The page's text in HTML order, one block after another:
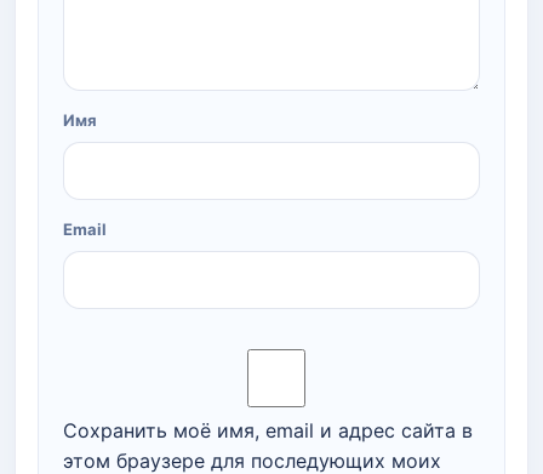
Имя
Email
Сохранить моё имя, email и адрес сайта в
этом браузере для последующих моих